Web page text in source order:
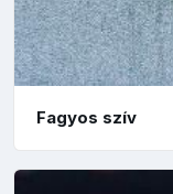
Fagyos szív